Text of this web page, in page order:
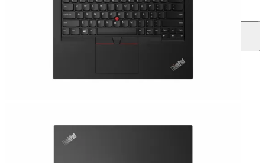
Các hình thức trả góp
Trả góp lãi suất thấp Qua công ty tài chính, chỉ từ
1.470.000đ/tháng.
Thủ tục online đơn giản
Trả góp qua thẻ VISA nhanh chóng, tiện lợi
So sánh